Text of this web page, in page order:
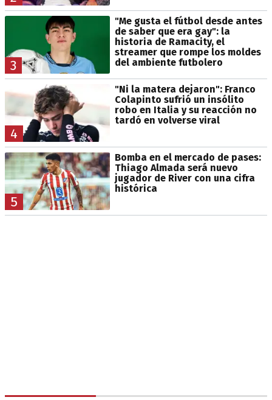
3
"Me gusta el fútbol desde antes
de saber que era gay": la
historia de Ramacity, el
streamer que rompe los moldes
del ambiente futbolero
4
"Ni la matera dejaron": Franco
Colapinto sufrió un insólito
robo en Italia y su reacción no
tardó en volverse viral
5
Bomba en el mercado de pases:
Thiago Almada será nuevo
jugador de River con una cifra
histórica